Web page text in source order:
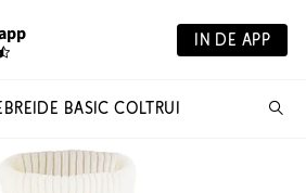
IN DE APP
BASIC COLTRUI